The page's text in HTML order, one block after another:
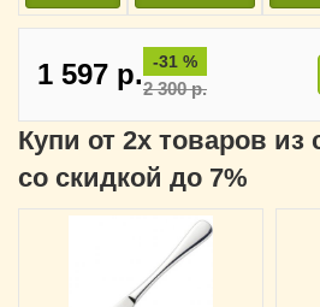
1 597 р. -31 %
2 300р.
Купи от 2х товаров из
со скидкой до 7%